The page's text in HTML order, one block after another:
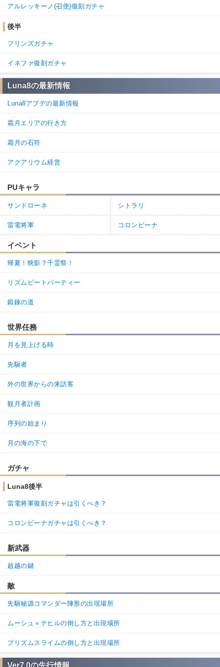
アルレッキーノ(召使)復刻ガチャ
後半
フリンズガチャ
イネファ復刻ガチャ
Luna8の最新情報
Luna8アプデの最新情報
霜月エリアの行き方
霜月の石符
アクアリウム経営
PUキャラ
サンドローネ シトラリ
雷電将軍 コロンビーナ
イベント
帰夏！映影？千霊祭！
リズムビートパーティー
鍛錬の道
世界任務
月を見上げる時
先駆者
外の世界からの来訪客
観月者計画
序列の始まり
月の海の下で
ガチャ
Luna8後半
雷電将軍復刻ガチャは引くべき？
コロンビーナガチャは引くべき？
新武器
超越の鍵
敵
先駆秘源コマンダー陣形の出現場所
ムーシュ＝テヒルの倒し方と出現場所
プリズムスライムの倒し方と出現場所
Ver7.0の先行情報